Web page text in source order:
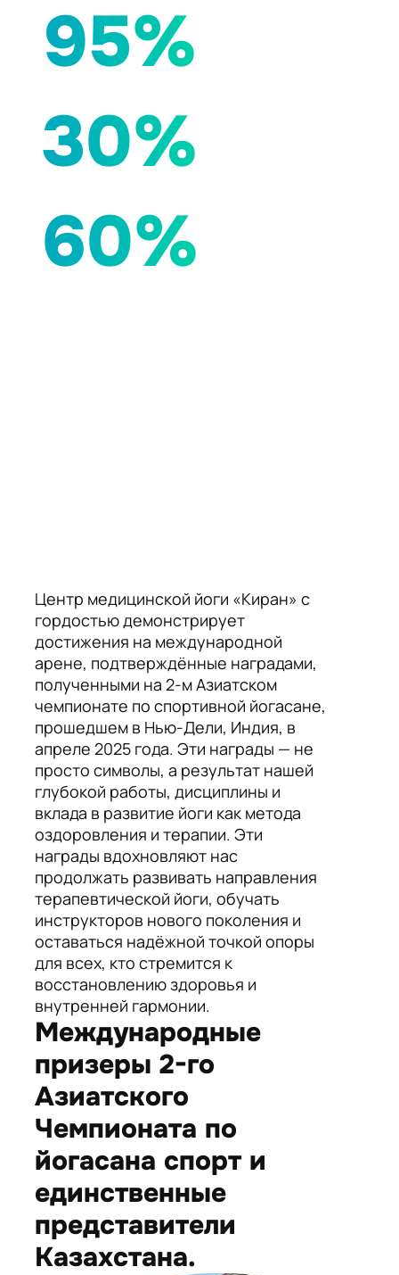
95%
30%
60%
Центр медицинской йоги «Киран» с
гордостью демонстрирует
достижения на международной
арене, подтверждённые наградами,
полученными на 2-м Азиатском
чемпионате по спортивной йогасане,
прошедшем в Нью-Дели, Индия, в
апреле 2025 года. Эти награды — не
просто символы, а результат нашей
глубокой работы, дисциплины и
вклада в развитие йоги как метода
оздоровления и терапии. Эти
награды вдохновляют нас
продолжать развивать направления
терапевтической йоги, обучать
инструкторов нового поколения и
оставаться надёжной точкой опоры
для всех, кто стремится к
восстановлению здоровья и
внутренней гармонии.
Международные
призеры 2-го
Азиатского
Чемпионата по
йогасана спорт и
единственные
представители
Казахстана.